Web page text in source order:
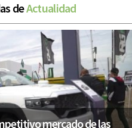
deActualidad
mercado de las